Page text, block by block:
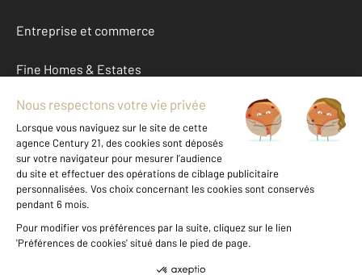
Entreprise et commerce
Fine Homes & Estates
À propos
International
Nous contacter